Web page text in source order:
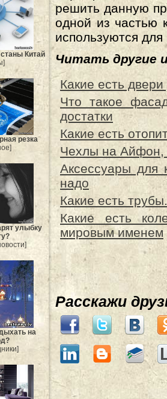
станы Китай
резка
улыбку
на
решить данную
одной из частью
используются
Читать другие
Какие есть
Что такое
достатки
Какие есть
Чехлы на Айфон,
Аксессуары для
надо
Какие есть
Какие есть
мировым именем
Расскажи